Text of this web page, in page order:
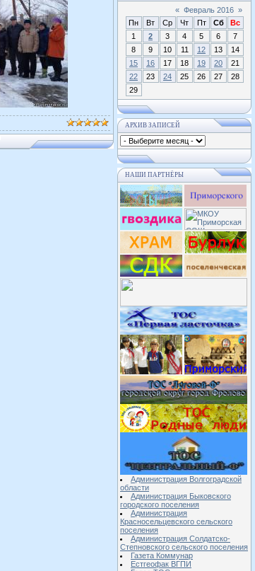
« Февраль 2016 »
Пн
Вт Ср Чт Пт Сб
Вс
1
2 3 4 5 6
7
8
9 10 11 12 13
14
15
16 17 18 19 20
21
22
23 24 25 26 27
28
29
АРХИВ ЗАПИСЕЙ
НАШИ ПАРТНЁРЫ
Администрация Волгоградской
области
Администрация Быковского
городского поселения
Администрация
Красносельцевского сельского
поселения
Администрация Солдатско-
Степновского сельского поселения
Газета Коммунар
Естгеофак ВГПИ